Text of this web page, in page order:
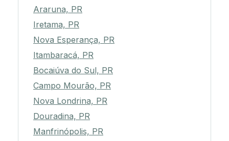
Araruna, PR
Iretama, PR
Nova Esperança, PR
Itambaracá, PR
Bocaiúva do Sul, PR
Campo Mourão, PR
Nova Londrina, PR
Douradina, PR
Manfrinópolis, PR